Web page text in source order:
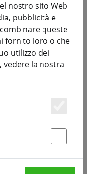
Stopper
nostro sito Web
pubblicità e
queste
fornito loro o che
utilizzo dei
vedere la nostra